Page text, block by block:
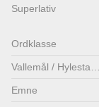
Superlativ
Ordklasse
Emne
oss